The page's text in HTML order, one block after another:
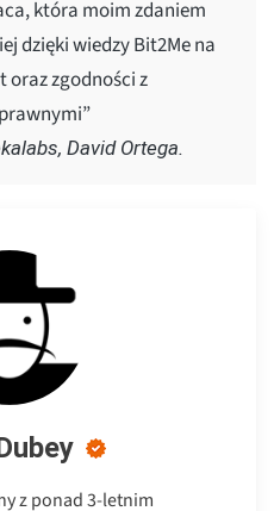
która moim zdaniem
dzięki wiedzy Bit2Me na
zgodności z
David Ortega.
z ponad 3-letnim